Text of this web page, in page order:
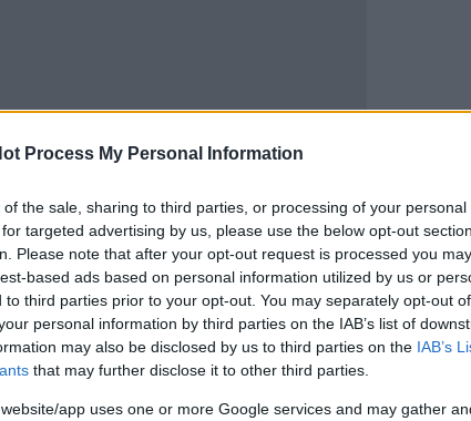
Process My Personal Information
the sale, sharing to third parties, or processing of your personal
targeted advertising by us, please use the below opt-out
Please note that after your opt-out request is processed you may
based ads based on personal information utilized by us or
to third parties prior to your opt-out. You may separately opt-out
personal information by third parties on the IAB’s list of
may also be disclosed by us to third parties on the IAB’s
that may further disclose it to other third parties.
app uses one or more Google services and may gather